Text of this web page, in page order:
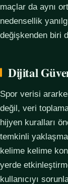
maçlar da aynı
nedensellik
değişkenden biri
Dijital
Spor verisi
değil, veri
hijyen kuralları
temkinli
kelime kelime
yerde
kullanıcıyı